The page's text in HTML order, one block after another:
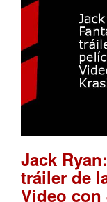
Jack
tráiler de
Video